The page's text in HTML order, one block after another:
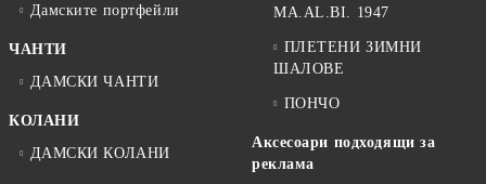
Дамските портфейли
ЧАНТИ
ДАМСКИ ЧАНТИ
КОЛАНИ
ДАМСКИ КОЛАНИ
MA.AL.BI. 1947
ПЛЕТЕНИ ЗИМНИ
ШАЛОВЕ
ПОНЧО
Аксесоари подходящи за
реклама